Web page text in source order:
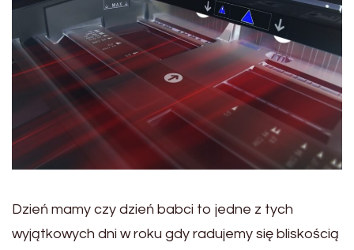
Dzień mamy czy dzień babci to jedne z tych
wyjątkowych dni w roku gdy radujemy się bliskością